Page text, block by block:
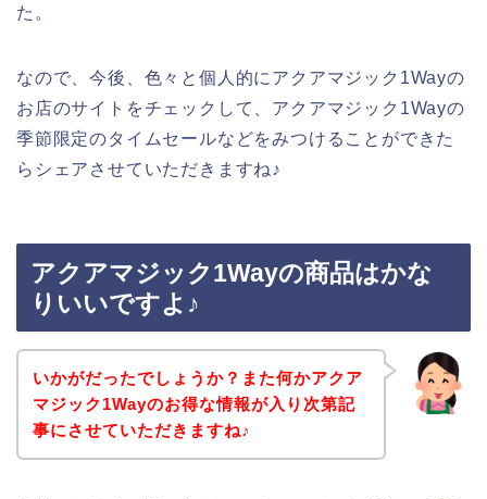
た。
なので、今後、色々と個人的にアクアマジック1Wayの
お店のサイトをチェックして、アクアマジック1Wayの
季節限定のタイムセールなどをみつけることができた
らシェアさせていただきますね♪
アクアマジック1Wayの商品はかな
りいいですよ♪
いかがだったでしょうか？また何かアクア
マジック1Wayのお得な情報が入り次第記
事にさせていただきますね♪